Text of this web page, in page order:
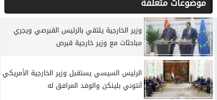
وزير الخارجية يلتقي بالرئيس القبرصي ويجري
مباحثات مع وزير خارجية قبرص
الرئيس السيسي يستقبل وزير الخارجية الأمريكي
أنتوني بلينكن والوفد المرافق له